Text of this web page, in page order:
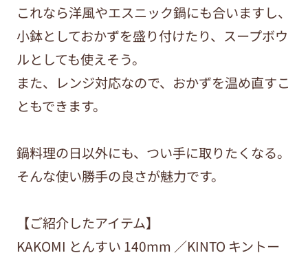
これなら洋風やエスニック鍋にも合いますし、
小鉢としておかずを盛り付けたり、スープボウ
ルとしても使えそう。
また、レンジ対応なので、おかずを温め直すこ
ともできます。
鍋料理の日以外にも、つい手に取りたくなる。
そんな使い勝手の良さが魅力です。
【ご紹介したアイテム】
KAKOMI とんすい 140mm ／KINTO キントー